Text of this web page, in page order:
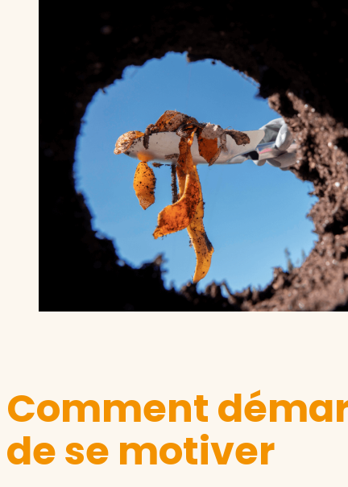
Comment
de se motiver